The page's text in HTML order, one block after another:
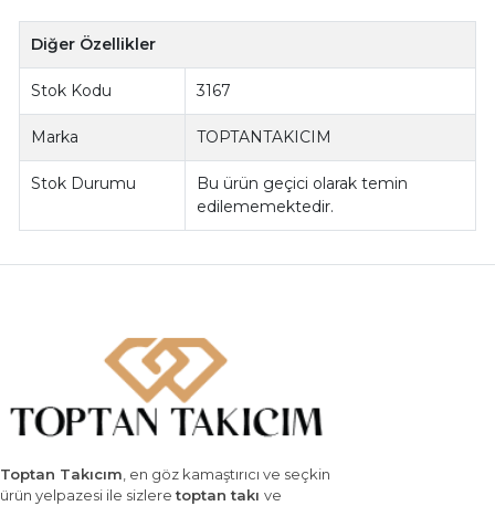
Diğer Özellikler
Stok Kodu 3167
Marka TOPTANTAKICIM
Stok Durumu
Bu ürün geçici olarak temin
edilememektedir.
Toptan Takıcım, en göz kamaştırıcı ve seçkin
ürün yelpazesi ile sizleretoptan takı ve